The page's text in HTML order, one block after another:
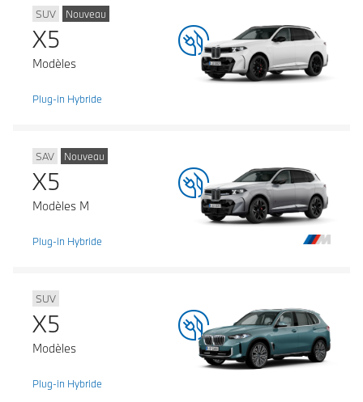
SUV Nouveau
X5
Modèles
Plug-in Hybride
SAV Nouveau
X5
Modèles M
Plug-in Hybride
SUV
X5
Modèles
Plug-in Hybride